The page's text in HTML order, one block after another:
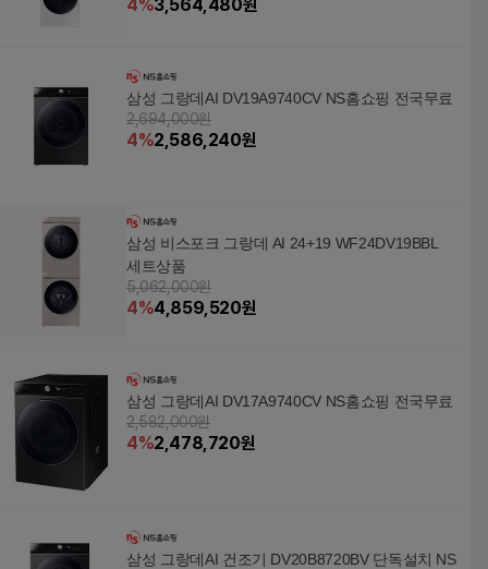
4%3,564,480원
삼성 그랑데AI DV19A9740CV NS홈쇼핑 전국무료
2,694,000원
4%2,586,240원
삼성 비스포크 그랑데 AI 24+19 WF24DV19BBL
세트상품
5,062,000원
4%4,859,520원
삼성 그랑데AI DV17A9740CV NS홈쇼핑 전국무료
2,582,000원
4%2,478,720원
삼성 그랑데AI 건조기 DV20B8720BV 단독설치 NS